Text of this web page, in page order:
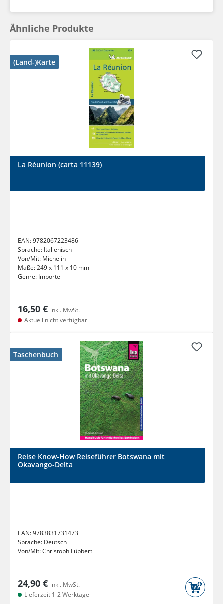
Ähnliche Produkte
(Land-)Karte
La Réunion (carta 11139)
EAN:9782067223486
Sprache: Italienisch
Von/Mit: Michelin
Maße:249 x 111 x 10 mm
Genre: Importe
16,50 € inkl. MwSt.
Aktuell nicht verfügbar
Taschenbuch
Reise Know-How Reiseführer Botswana mit
Okavango-Delta
EAN:9783831731473
Sprache: Deutsch
Von/Mit:Christoph Lübbert
24,90 € inkl. MwSt.
Lieferzeit 1-2 Werktage